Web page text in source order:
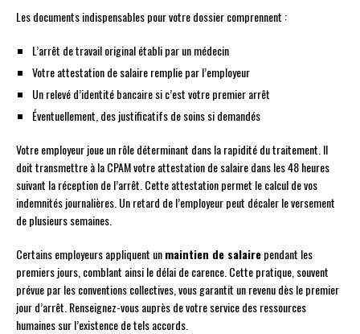
Les documents indispensables pour votre dossier comprennent :
L’arrêt de travail original établi par un médecin
Votre attestation de salaire remplie par l’employeur
Un relevé d’identité bancaire si c’est votre premier arrêt
Éventuellement, des justificatifs de soins si demandés
Votre employeur joue un rôle déterminant dans la rapidité du traitement. Il
doit transmettre à la CPAM votre attestation de salaire dans les 48 heures
suivant la réception de l’arrêt. Cette attestation permet le calcul de vos
indemnités journalières. Un retard de l’employeur peut décaler le versement
de plusieurs semaines.
Certains employeurs appliquent unmaintien de salairependant les
premiers jours, comblant ainsi le délai de carence. Cette pratique, souvent
prévue par les conventions collectives, vous garantit un revenu dès le premier
jour d’arrêt. Renseignez-vous auprès de votre service des ressources
humaines sur l’existence de tels accords.